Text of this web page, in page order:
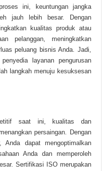
ini, keuntungan jangka
jauh lebih besar. Dengan
kualitas produk atau
pelanggan, meningkatkan
peluang bisnis Anda. Jadi,
layanan pengurusan
langkah menuju kesuksesan
saat ini, kualitas dan
persaingan. Dengan
dapat mengoptimalkan
Anda dan memperoleh
Sertifikasi ISO merupakan